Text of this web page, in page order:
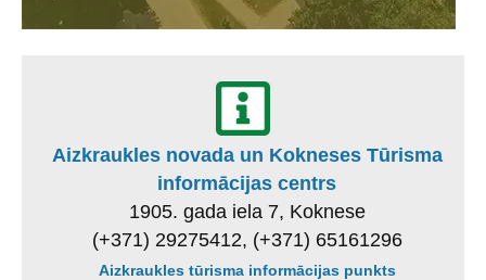
Aizkraukles novada un Kokneses Tūrisma
informācijas centrs
1905. gada iela 7, Koknese
(+371) 29275412, (+371) 65161296
Aizkraukles tūrisma informācijas punkts